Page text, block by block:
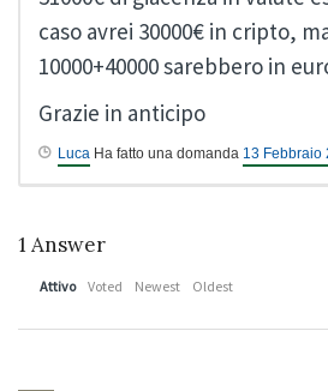
caso avrei 30000€ in cripto,
10000+40000 sarebbero in
Grazie in anticipo
Luca Ha fatto una domanda 13 Febbraio
1 Answer
Attivo Voted Newest Oldest